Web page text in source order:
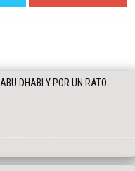
DHABI Y POR UN RATO